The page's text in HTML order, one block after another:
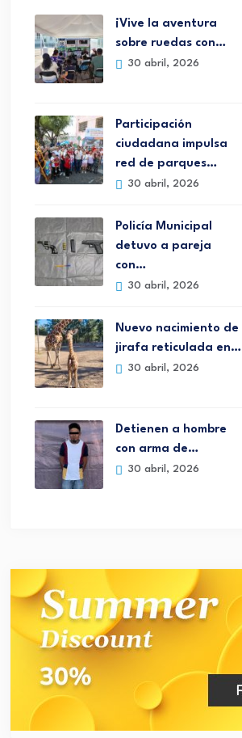
¡Vive la aventura
sobre ruedas con…
30 abril, 2026
Participación
ciudadana impulsa
red de parques…
30 abril, 2026
Policía Municipal
detuvo a pareja
con…
30 abril, 2026
Nuevo nacimiento de
jirafa reticulada en…
30 abril, 2026
Detienen a hombre
con arma de…
30 abril, 2026